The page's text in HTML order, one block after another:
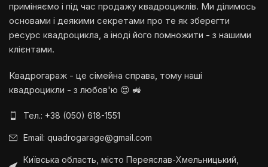
приміняємо і під час продажу квадроциклів. Ми ділимось
основами і деякими секретами про те як зберегти
ресурс квадроцикла, а іноді його помножити - з нашими
клієнтами.
Квадрогараж - це сімейна справа, тому наші
квадроцикли - з любов'ю 😍 🚜
Тел.: +38 (050) 618-1551
Email: quadrogarage@gmail.com
Київська область, місто Переяслав-Хмельницький,